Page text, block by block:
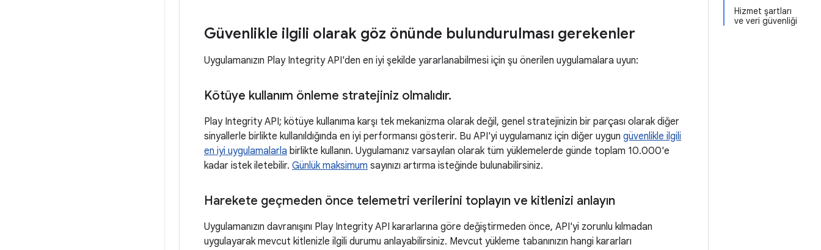
Hizmet şartları
ve veri güvenliği
Güvenlikle ilgili olarak göz önünde bulundurulması gerekenler
Uygulamanızın Play Integrity API'den en iyi şekilde yararlanabilmesi için şu önerilen uygulamalara uyun:
Kötüye kullanım önleme stratejiniz olmalıdır.
Play Integrity API; kötüye kullanıma karşı tek mekanizma olarak değil, genel stratejinizin bir parçası olarak diğer
sinyallerle birlikte kullanıldığında en iyi performansı gösterir. Bu API'yi uygulamanız için diğer uygun güvenlikle ilgili
en iyi uygulamalarla birlikte kullanın. Uygulamanız varsayılan olarak tüm yüklemelerde günde toplam 10.000'e
kadar istek iletebilir. Günlük maksimum sayınızı artırma isteğinde bulunabilirsiniz.
Harekete geçmeden önce telemetri verilerini toplayın ve kitlenizi anlayın
Uygulamanızın davranışını Play Integrity API kararlarına göre değiştirmeden önce, API'yi zorunlu kılmadan
uygulayarak mevcut kitlenizle ilgili durumu anlayabilirsiniz. Mevcut yükleme tabanınızın hangi kararları